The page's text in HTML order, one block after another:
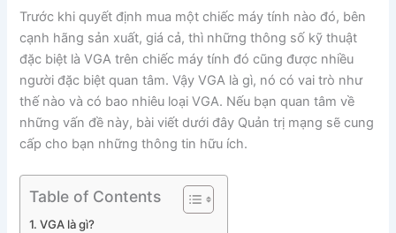
Trước khi quyết định mua một chiếc máy tính nào đó, bên
cạnh hãng sản xuất, giá cả, thì những thông số kỹ thuật
đặc biệt là VGA trên chiếc máy tính đó cũng được nhiều
người đặc biệt quan tâm. Vậy VGA là gì, nó có vai trò như
thế nào và có bao nhiêu loại VGA. Nếu bạn quan tâm về
những vấn đề này, bài viết dưới đây Quản trị mạng sẽ cung
cấp cho bạn những thông tin hữu ích.
Table of Contents
VGA là gì?